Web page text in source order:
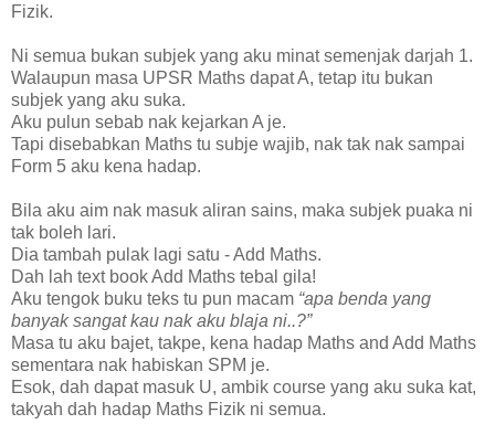
Fizik.
Ni semua bukan subjek yang aku minat semenjak darjah 1.
Walaupun masa UPSR Maths dapat A, tetap itu bukan
subjek yang aku suka.
Aku pulun sebab nak kejarkan A je.
Tapi disebabkan Maths tu subje wajib, nak tak nak sampai
Form 5 aku kena hadap.
Bila aku aim nak masuk aliran sains, maka subjek puaka ni
tak boleh lari.
Dia tambah pulak lagi satu - Add Maths.
Dah lah text book Add Maths tebal gila!
Aku tengok buku teks tu pun macam “apa benda yang
banyak sangat kau nak aku blaja ni..?”
Masa tu aku bajet, takpe, kena hadap Maths and Add Maths
sementara nak habiskan SPM je.
Esok, dah dapat masuk U, ambik course yang aku suka kat,
takyah dah hadap Maths Fizik ni semua.